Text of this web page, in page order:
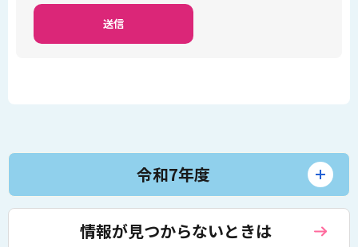
令和7年度
情報が見つからないときは